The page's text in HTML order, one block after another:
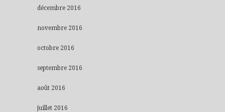
décembre 2016
novembre 2016
octobre 2016
septembre 2016
août 2016
juillet 2016